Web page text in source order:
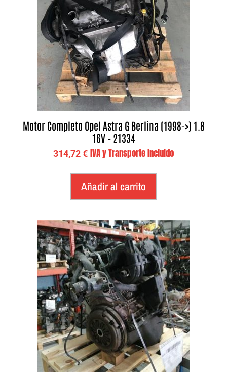
Motor Completo Opel Astra G Berlina (1998->) 1.8
16V – 21334
314,72€ IVA y Transporte Incluido
Añadir al carrito